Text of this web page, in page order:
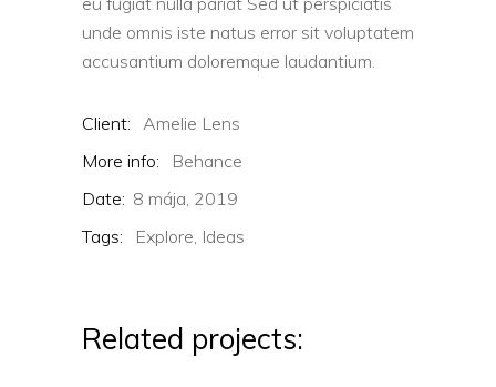
unde omnis iste natus error sit voluptatem
accusantium doloremque laudantium.
Client: Amelie Lens
More info:
Behance
Date: 8 mája, 2019
Tags:
Explore, Ideas
Related projects: